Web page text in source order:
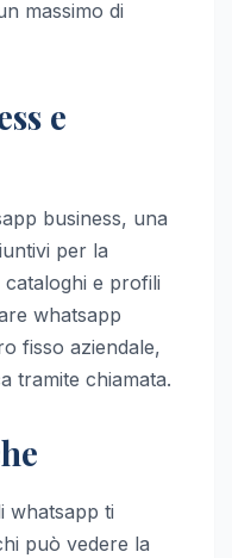
massimo di
e
business, una
per la
cataloghi e profili
whatsapp
fisso aziendale,
tramite chiamata.
whatsapp ti
può vedere la